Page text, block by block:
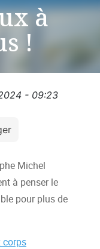
à
!
- 09:23
Michel
à penser le
pour plus de